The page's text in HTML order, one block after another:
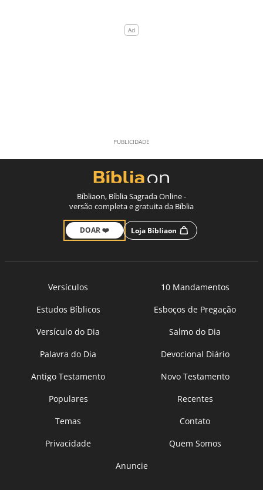
Bíbliaon, Bíblia Sagrada Online -
versão completa e gratuita da Bíblia
DOAR ❤️ Loja Bíbliaon
Versículos
10 Mandamentos
Estudos Bíblicos
Esboços de Pregação
Versículo do Dia
Salmo do Dia
Palavra do Dia
Devocional Diário
Antigo Testamento
Novo Testamento
Populares
Recentes
Temas
Contato
Privacidade
Quem Somos
Anuncie